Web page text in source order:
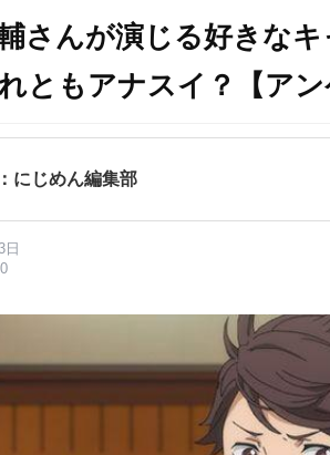
さんが演じる好きな
ともアナスイ？【アン
にじめん編集部
日